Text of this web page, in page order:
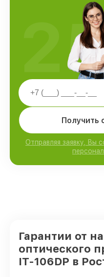
Получить
Отправляя заявку, Вы
Гарантии от
оптического
IT-106DP в